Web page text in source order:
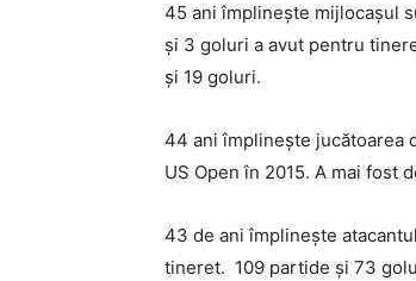
45 ani împlinește mijlocașul
și 3 goluri a avut pentru
și 19 goluri.
44 ani împlinește jucătoarea
US Open în 2015. A mai fost
43 de ani împlinește
tineret. 109 partide și 73